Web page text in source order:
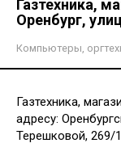
Газтехника,
Оренбург,
Компьютеры,
Газтехника,
адресу:
Терешковой, 269/1